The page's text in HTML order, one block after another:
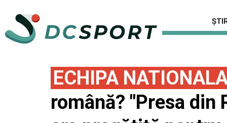
ECHIPA
română? "Presa din